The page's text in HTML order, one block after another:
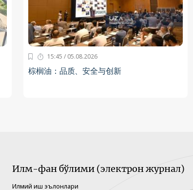
15:45 / 05.08.2026
棕榈油：品质、安全与创新
Илм-фан бўлими (электрон журнал)
Илмий иш эълонлари